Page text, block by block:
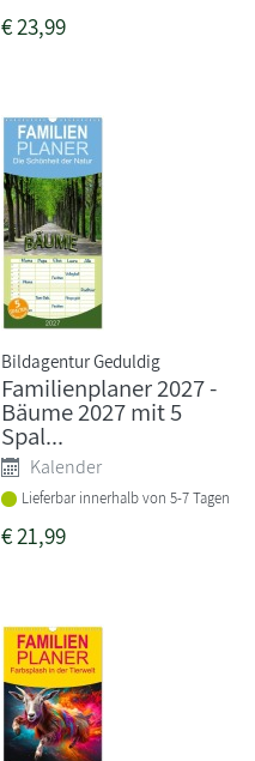
€23,99
Bildagentur Geduldig
Familienplaner 2027 -
Bäume 2027 mit 5
Spal...
Kalender
Lieferbar innerhalb von 5-7 Tagen
€21,99